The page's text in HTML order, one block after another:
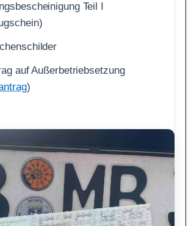
Teil I
auf Außerbetriebsetzung
)